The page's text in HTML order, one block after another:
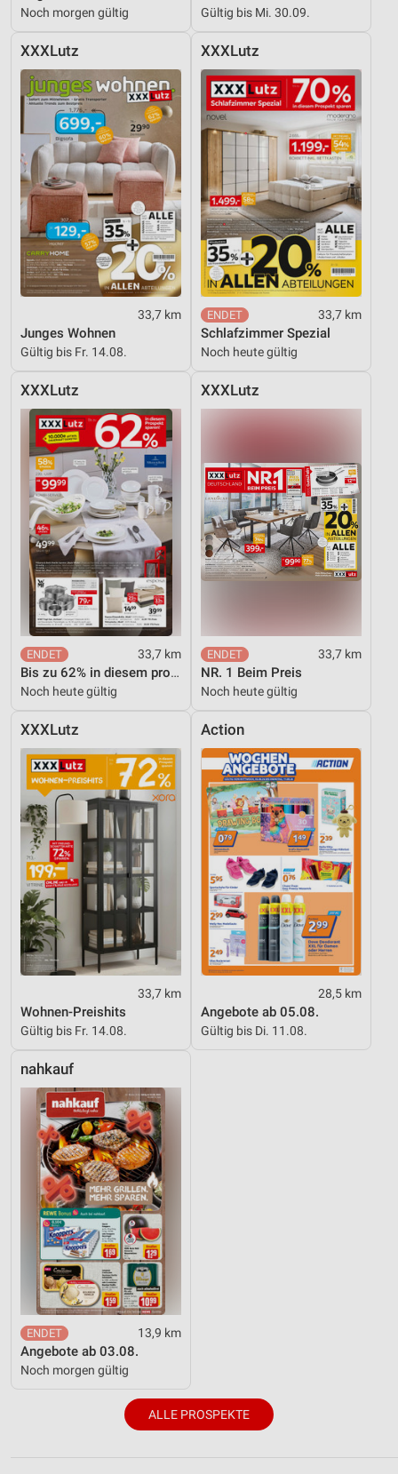
Noch morgen gültig Gültig bis Mi. 30.09.
XXXLutz
33,7 km
Junges Wohnen
Gültig bis Fr. 14.08.
XXXLutz
33,7 km
Schlafzimmer Spezial
Noch heute gültig
XXXLutz
33,7 km
Bis zu 62% in diesem prospekt
Noch heute gültig
XXXLutz
33,7 km
NR. 1 Beim Preis
Noch heute gültig
XXXLutz
33,7 km
Wohnen-Preishits
Gültig bis Fr. 14.08.
Action
28,5 km
Angebote ab 05.08.
Gültig bis Di. 11.08.
nahkauf
13,9 km
Angebote ab 03.08.
Noch morgen gültig
ALLE PROSPEKTE